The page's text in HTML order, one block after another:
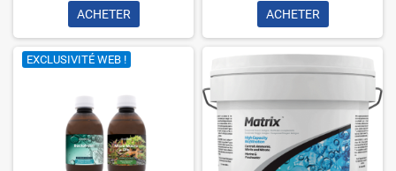
ACHETER ACHETER
EXCLUSIVITÉ WEB !